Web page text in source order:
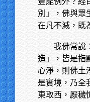
別」，佛與眾
在凡不減，既
我佛常說
造」，皆是指
心淨，則佛土
是實境，乃全
東取西，厭穢